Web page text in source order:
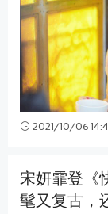
2021/10/06
宋妍霏登《
髦又复古，